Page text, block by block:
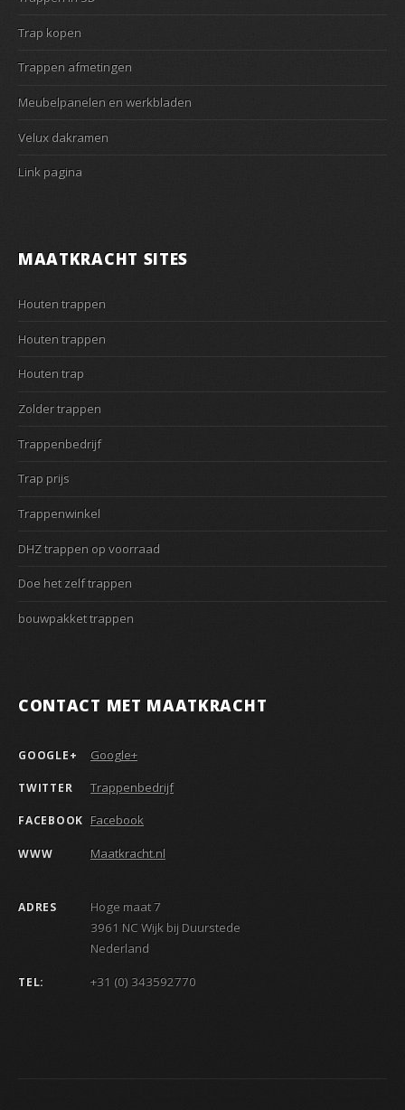
Trap kopen
Trappen afmetingen
Meubelpanelen en werkbladen
Velux dakramen
Link pagina
MAATKRACHT SITES
Houten trappen
Houten trappen
Houten trap
Zolder trappen
Trappenbedrijf
Trap prijs
Trappenwinkel
DHZ trappen op voorraad
Doe het zelf trappen
bouwpakket trappen
CONTACT MET MAATKRACHT
GOOGLE+ Google+
TWITTER Trappenbedrijf
FACEBOOK Facebook
WWW Maatkracht.nl
ADRES
Hoge maat 7
3961 NC Wijk bij Duurstede
Nederland
TEL: +31 (0) 343592770